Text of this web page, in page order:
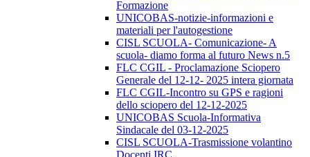
Formazione
UNICOBAS-notizie-informazioni e
materiali per l'autogestione
CISL SCUOLA- Comunicazione- A
scuola- diamo forma al futuro News n.5
FLC CGIL - Proclamazione Sciopero
Generale del 12-12- 2025 intera giornata
FLC CGIL-Incontro su GPS e ragioni
dello sciopero del 12-12-2025
UNICOBAS Scuola-Informativa
Sindacale del 03-12-2025
CISL SCUOLA-Trasmissione volantino